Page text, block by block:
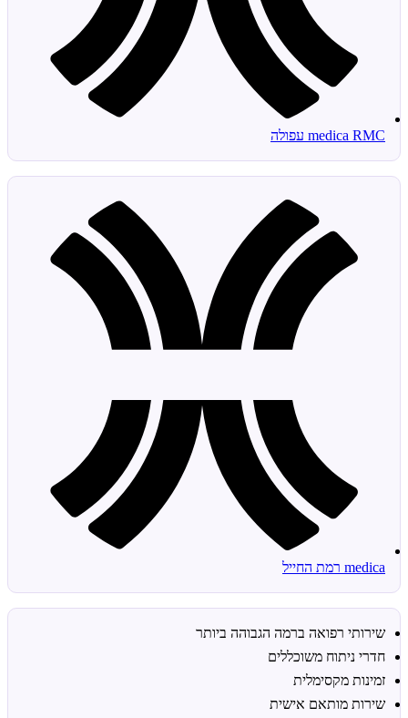
medica RMC עפולה
medica רמת החייל
שירותי רפואה ברמה הגבוהה ביותר
חדרי ניתוח משוכללים
זמינות מקסימלית
שירות מותאם אישית